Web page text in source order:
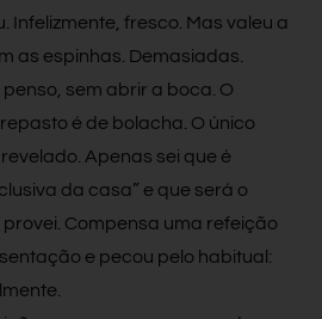
Infelizmente, fresco. Mas valeu a
as espinhas. Demasiadas.
sem abrir a boca. O
é de bolacha. O único
Apenas sei que é
da casa” e que será o
Compensa uma refeição
e pecou pelo habitual: